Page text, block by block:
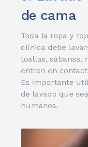
de cama
Toda la ropa y
clínica debe
toallas, sábanas,
entren en
Es importante
de lavado que
humanos.